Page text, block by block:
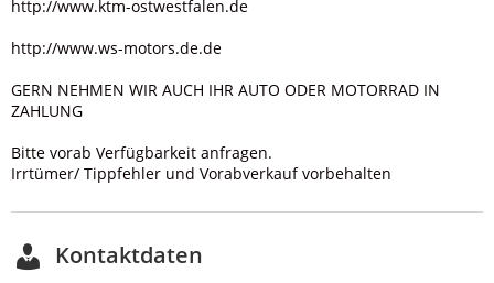
http://www.ktm-ostwestfalen.de
http://www.ws-motors.de.de
GERN NEHMEN WIR AUCH IHR AUTO ODER MOTORRAD IN
ZAHLUNG
Bitte vorab Verfügbarkeit anfragen.
Irrtümer/ Tippfehler und Vorabverkauf vorbehalten
Kontaktdaten